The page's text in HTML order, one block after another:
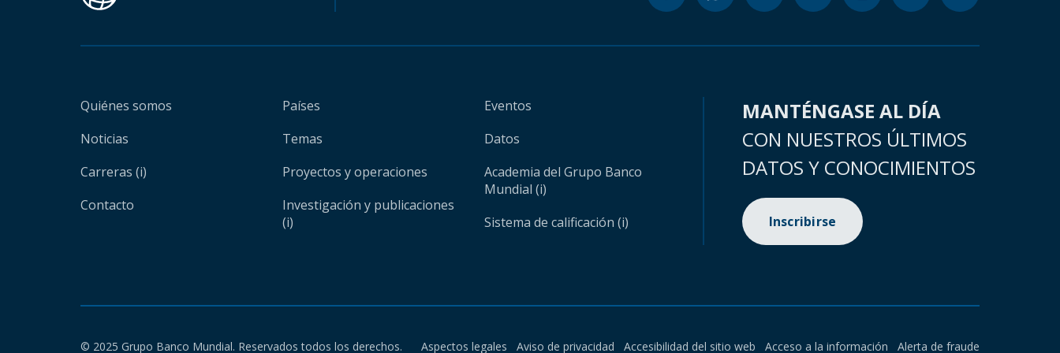
Quiénes somos
Noticias
Carreras (i)
Contacto
Países
Temas
Proyectos y operaciones
Investigación y publicaciones
(i)
Eventos
Datos
Academia del Grupo Banco
Mundial (i)
Sistema de calificación (i)
MANTÉNGASE AL DÍA
CON NUESTROS ÚLTIMOS
DATOS Y CONOCIMIENTOS
Inscribirse
© 2025 Grupo Banco Mundial. Reservados todos los derechos. Aspectos legales Aviso de privacidad Accesibilidad del sitio web Acceso a la información
Alerta de fraude